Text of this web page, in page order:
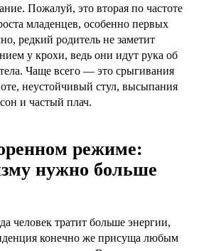
Пожалуй, это вторая по частоте
младенцев, особенно первых
редкий родитель не заметит
у крохи, ведь они идут рука об
Чаще всего — это срыгивания
неустойчивый стул, высыпания
и частый плач.
режиме:
нужно больше
человек тратит больше энергии,
конечно же присуща любым